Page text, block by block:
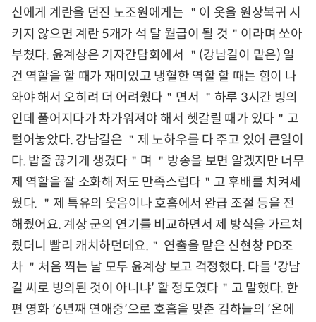
신에게 계란을 던진 노조원에게는 ＂이 옷을 원상복귀 시
키지 않으면 계란 5개가 석 달 월급이 될 것＂이라며 쏘아
부쳤다. 윤계상은 기자간담회에서 ＂(강남길이 맡은) 일
건 역할을 할 때가 재미있고 냉혈한 역할 할 때는 힘이 나
와야 해서 오히려 더 어려웠다＂면서 ＂하루 3시간 빙의
인데 풀어지다가 차가워져야 해서 헷갈릴 때가 있다＂고
털어놓았다. 강남길은 ＂제 노하우를 다 주고 있어 큰일이
다. 밥줄 끊기게 생겼다＂며 ＂방송을 보면 알겠지만 너무
제 역할을 잘 소화해 저도 만족스럽다＂고 후배를 치켜세
웠다. ＂제 특유의 웃음이나 호흡에서 완급 조절 등을 전
해줬어요. 계상 군의 연기를 비교하면서 제 방식을 가르쳐
줬더니 빨리 캐치하던데요.＂ 연출을 맡은 신현창 PD조
차 ＂처음 찍는 날 모두 윤계상 보고 걱정했다. 다들 ′강남
길 씨로 빙의된 것이 아니냐′ 할 정도였다＂고 말했다. 한
편 영화 ′6년째 연애중′으로 호흡을 맞춘 김하늘의 ′온에